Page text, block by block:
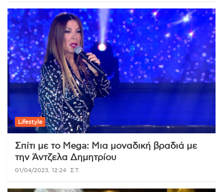
Lifestyle
Σπίτι με το Mega: Μια μοναδική βραδιά με
την Άντζελα Δημητρίου
01/04/2023, 12:24 Σ.Τ.